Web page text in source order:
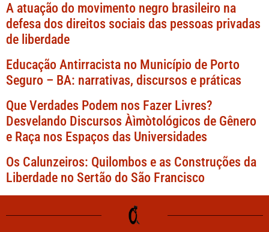
A atuação do movimento negro brasileiro na
defesa dos direitos sociais das pessoas privadas
de liberdade
Educação Antirracista no Município de Porto
Seguro – BA: narrativas, discursos e práticas
Que Verdades Podem nos Fazer Livres?
Desvelando Discursos Àìmòtológicos de Gênero
e Raça nos Espaços das Universidades
Os Calunzeiros: Quilombos e as Construções da
Liberdade no Sertão do São Francisco